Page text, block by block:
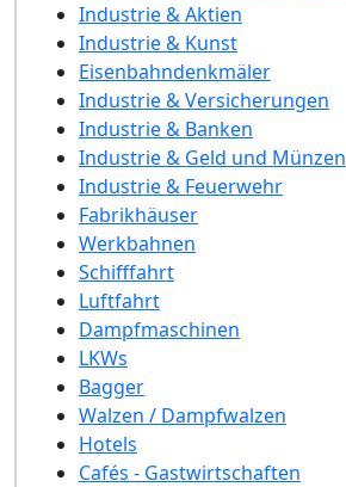
Industrie & Aktien
Industrie & Kunst
Eisenbahndenkmäler
Industrie & Versicherungen
Industrie & Banken
Industrie & Geld und Münzen
Industrie & Feuerwehr
Fabrikhäuser
Werkbahnen
Schifffahrt
Luftfahrt
Dampfmaschinen
LKWs
Bagger
Walzen / Dampfwalzen
Hotels
Cafés - Gastwirtschaften